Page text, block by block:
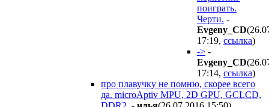
поиграть.
Черти. -
Evgeny_CD
17:19, ссылка)
-> -
Evgeny_CD
17:14, ссылка)
про плавучку не помню, скорее всего
да. microAptiv MPU, 2D GPU, GCLCD,